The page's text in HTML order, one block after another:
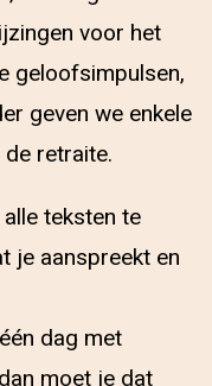
voor het
geloofsimpulsen,
geven we enkele
retraite.
teksten te
je aanspreekt en
dag met
moet je dat